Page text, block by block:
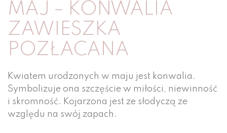
MAJ – KONWALIA
ZAWIESZKA
POZŁACANA
Kwiatem urodzonych w maju jest konwalia.
Symbolizuje ona szczęście w miłości, niewinność
i skromność. Kojarzona jest ze słodyczą ze
względu na swój zapach.